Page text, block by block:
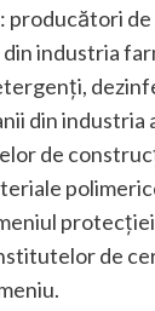
producători
din industria
din industria
de
de